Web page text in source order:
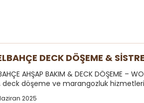
DECK DÖŞEME &
AHŞAP BAKIM & DECK
deck döşeme ve marangozluk
2025